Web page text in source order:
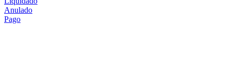
Anulado
Pago